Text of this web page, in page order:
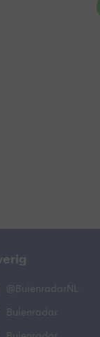
@BuienradarNL
Buienradar